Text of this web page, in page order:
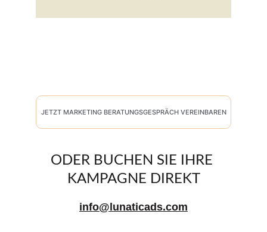
JETZT MARKETING BERATUNGSGESPRÄCH VEREINBAREN
ODER BUCHEN SIE IHRE
KAMPAGNE DIREKT
info@lunaticads.com